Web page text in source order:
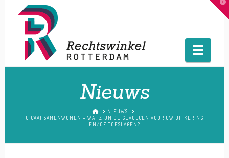
Nieuws
HOMENIEUWS
U GAAT SAMENWONEN – WAT ZIJN DE GEVOLGEN VOOR UW UITKERING
EN/OF TOESLAGEN?